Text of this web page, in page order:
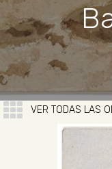
VER TODAS LAS